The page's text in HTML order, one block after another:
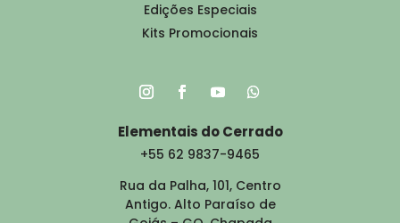
Edições Especiais
Kits Promocionais
Elementais do Cerrado
+55 62 9837-9465
Rua da Palha, 101, Centro
Antigo. Alto Paraíso de